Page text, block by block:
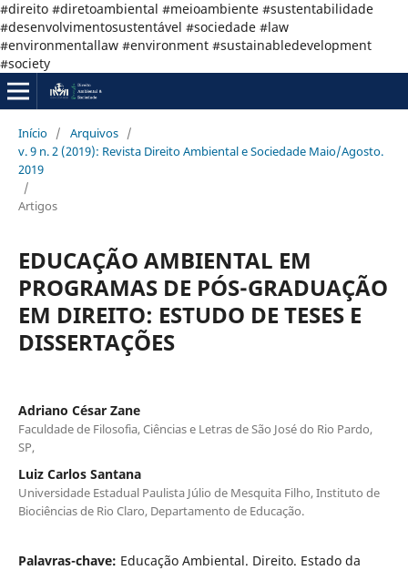
#direito #diretoambiental #meioambiente #sustentabilidade
#desenvolvimentosustentável #sociedade #law
#environmentallaw #environment #sustainabledevelopment
#society
Início / Arquivos /
v. 9 n. 2 (2019): Revista Direito Ambiental e Sociedade Maio/Agosto.
2019
/
Artigos
EDUCAÇÃO AMBIENTAL EM
PROGRAMAS DE PÓS-GRADUAÇÃO
EM DIREITO: ESTUDO DE TESES E
DISSERTAÇÕES
Adriano César Zane
Faculdade de Filosofia, Ciências e Letras de São José do Rio Pardo,
SP,
Luiz Carlos Santana
Universidade Estadual Paulista Júlio de Mesquita Filho, Instituto de
Biociências de Rio Claro, Departamento de Educação.
Palavras-chave: Educação Ambiental. Direito. Estado da